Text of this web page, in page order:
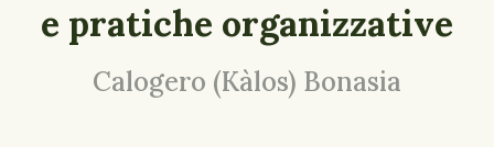
e pratiche organizzative
Calogero (Kàlos) Bonasia